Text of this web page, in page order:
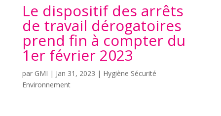
Le dispositif des arrêts
de travail dérogatoires
prend fin à compter du
1er février 2023
par GMI | Jan 31, 2023 | Hygiène Sécurité
Environnement